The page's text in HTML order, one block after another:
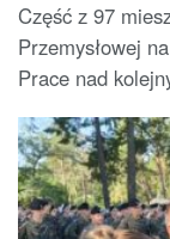
Część z 97
Przemysłowej
Prace nad